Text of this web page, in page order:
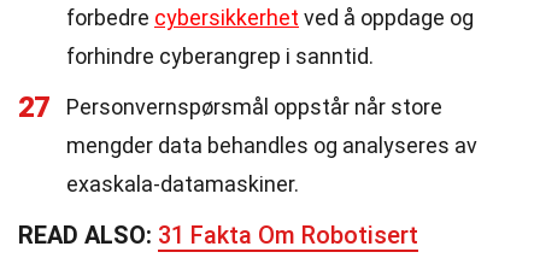
forbedre cybersikkerhet ved å oppdage og
forhindre cyberangrep i sanntid.
27
Personvernspørsmål oppstår når store
mengder data behandles og analyseres av
exaskala-datamaskiner.
READ ALSO: 31 Fakta Om Robotisert